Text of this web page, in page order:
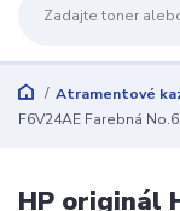
Atramentové
F6V24AE Farebná
HP originál